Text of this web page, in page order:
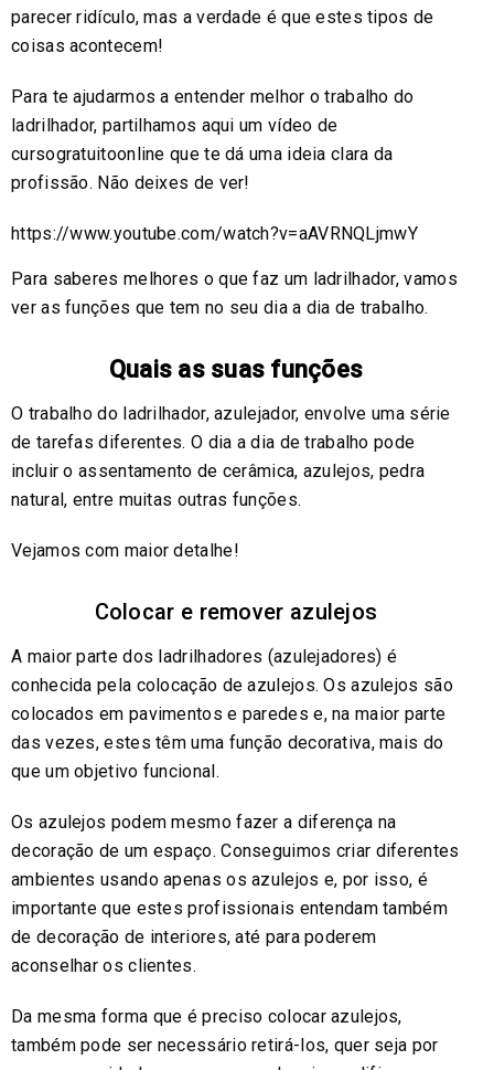
parecer ridículo, mas a verdade é que estes tipos de
coisas acontecem!
Para te ajudarmos a entender melhor o trabalho do
ladrilhador, partilhamos aqui um vídeo de
cursogratuitoonline que te dá uma ideia clara da
profissão. Não deixes de ver!
https://www.youtube.com/watch?v=aAVRNQLjmwY
Para saberes melhores o que faz um ladrilhador, vamos
ver as funções que tem no seu dia a dia de trabalho.
Quais as suas funções
O trabalho do ladrilhador, azulejador, envolve uma série
de tarefas diferentes. O dia a dia de trabalho pode
incluir o assentamento de cerâmica, azulejos, pedra
natural, entre muitas outras funções.
Vejamos com maior detalhe!
Colocar e remover azulejos
A maior parte dos ladrilhadores (azulejadores) é
conhecida pela colocação de azulejos. Os azulejos são
colocados em pavimentos e paredes e, na maior parte
das vezes, estes têm uma função decorativa, mais do
que um objetivo funcional.
Os azulejos podem mesmo fazer a diferença na
decoração de um espaço. Conseguimos criar diferentes
ambientes usando apenas os azulejos e, por isso, é
importante que estes profissionais entendam também
de decoração de interiores, até para poderem
aconselhar os clientes.
Da mesma forma que é preciso colocar azulejos,
também pode ser necessário retirá-los, quer seja por